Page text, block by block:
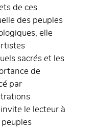
de ces
des peuples
elle
sacrés et les
de
par
le lecteur à